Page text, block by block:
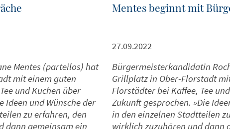
Mentes (parteilos) hat
mit einem guten
und Kuchen über
Ideen und Wünsche der
zu erfahren, den
dann gemeinsam ein
Mentes beginnt mit
27.09.2022
Bürgermeisterkandidatin
Grillplatz in Ober-Florstadt
Florstädter bei Kaffee, Tee
Zukunft gesprochen. »Die
in den einzelnen Stadtteilen
wirklich zuzuhören und dann